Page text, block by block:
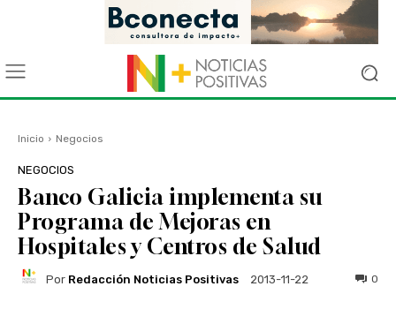
Inicio Negocios
NEGOCIOS
Banco Galicia implementa su
Programa de Mejoras en
Hospitales y Centros de Salud
Por Redacción Noticias Positivas 2013-11-22 0